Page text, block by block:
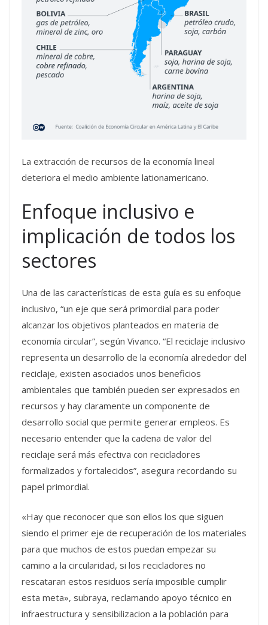
La extracción de recursos de la economía lineal
deteriora el medio ambiente lationamericano.
Enfoque inclusivo e
implicación de todos los
sectores
Una de las características de esta guía es su enfoque
inclusivo, “un eje que será primordial para poder
alcanzar los objetivos planteados en materia de
economía circular”, según Vivanco. “El reciclaje inclusivo
representa un desarrollo de la economía alrededor del
reciclaje, existen asociados unos beneficios
ambientales que también pueden ser expresados en
recursos y hay claramente un componente de
desarrollo social que permite generar empleos. Es
necesario entender que la cadena de valor del
reciclaje será más efectiva con recicladores
formalizados y fortalecidos”, asegura recordando su
papel primordial.
«Hay que reconocer que son ellos los que siguen
siendo el primer eje de recuperación de los materiales
para que muchos de estos puedan empezar su
camino a la circularidad, si los recicladores no
rescataran estos residuos sería imposible cumplir
esta meta», subraya, reclamando apoyo técnico en
infraestructura y sensibilizacion a la población para